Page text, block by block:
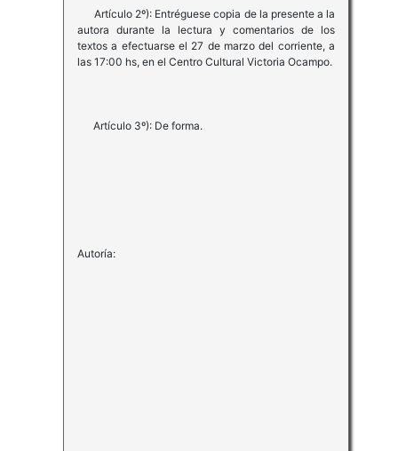
Artículo 2º): Entréguese copia de la presente a la
autora durante la lectura y comentarios de los
textos a efectuarse el 27 de marzo del corriente, a
las 17:00 hs, en el Centro Cultural Victoria Ocampo.
Artículo 3º): De forma.
Autoría: